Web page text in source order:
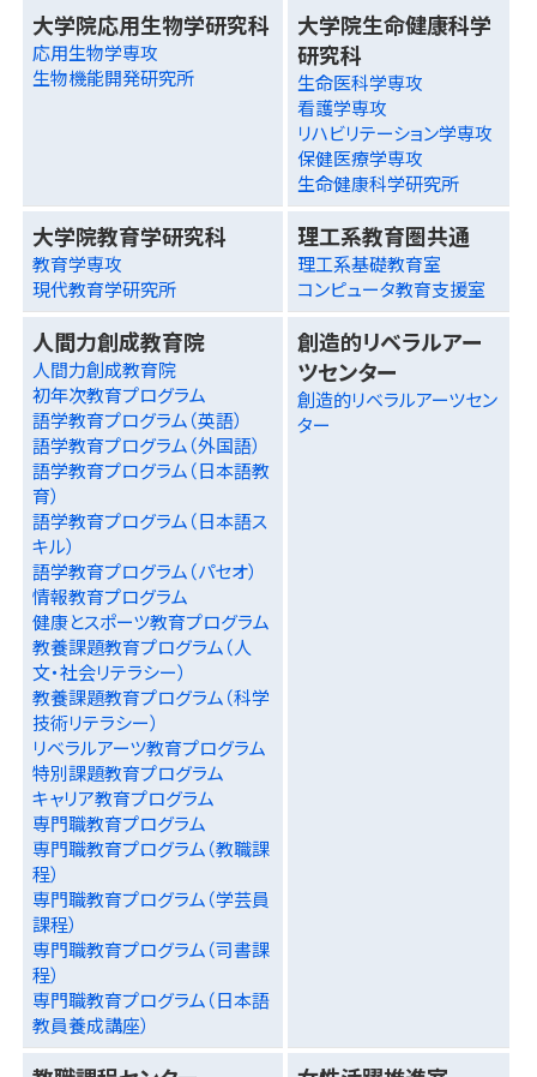
大学院応用生物学研究科
応用生物学専攻
生物機能開発研究所
大学院生命健康科学
研究科
生命医科学専攻
看護学専攻
リハビリテーション学専攻
保健医療学専攻
生命健康科学研究所
大学院教育学研究科
教育学専攻
現代教育学研究所
理工系教育圏共通
理工系基礎教育室
コンピュータ教育支援室
人間力創成教育院
人間力創成教育院
初年次教育プログラム
語学教育プログラム（英語）
語学教育プログラム（外国語）
語学教育プログラム（日本語教
育）
語学教育プログラム（日本語ス
キル）
語学教育プログラム（パセオ）
情報教育プログラム
健康とスポーツ教育プログラム
教養課題教育プログラム（人
文・社会リテラシー）
教養課題教育プログラム（科学
技術リテラシー）
リベラルアーツ教育プログラム
特別課題教育プログラム
キャリア教育プログラム
専門職教育プログラム
専門職教育プログラム（教職課
程）
専門職教育プログラム（学芸員
課程）
専門職教育プログラム（司書課
程）
専門職教育プログラム（日本語
教員養成講座）
創造的リベラルアー
ツセンター
創造的リベラルアーツセン
ター